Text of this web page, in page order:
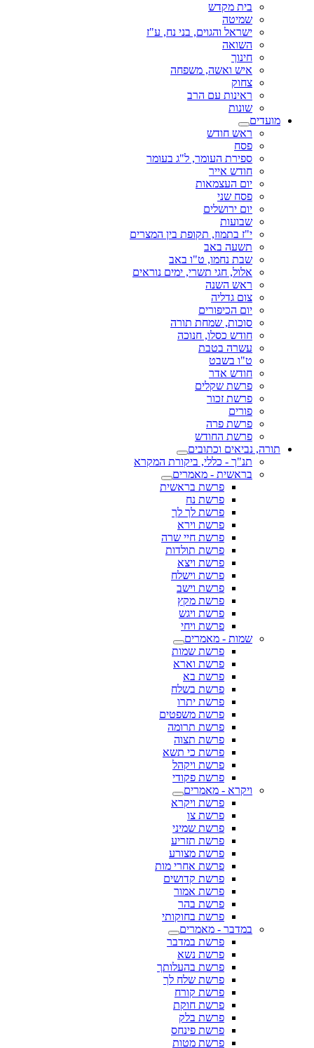
בית מקדש
שמיטה
ישראל והגוים, בני נח, ע"ז
השואה
חינוך
איש ואשה, משפחה
צחוק
ראינות עם הרב
שונות
מועדים
ראש חודש
פסח
ספירת העומר, ל"ג בעומר
חודש אייר
יום העצמאות
פסח שני
יום ירושלים
שבועות
י"ז בתמוז, תקופת בין המצרים
תשעה באב
שבת נחמו, ט"ו באב
אלול, חגי תשרי, ימים נוראים
ראש השנה
צום גדליה
יום הכיפורים
סוכות, שמחת תורה
חודש כסלו, חנוכה
עשרה בטבת
ט"ו בשבט
חודש אדר
פרשת שקלים
פרשת זכור
פורים
פרשת פרה
פרשת החודש
תורה, נביאים וכתובים
תנ"ך - כללי, ביקורת המקרא
בראשית - מאמרים
פרשת בראשית
פרשת נח
פרשת לך לך
פרשת וירא
פרשת חיי שרה
פרשת תולדות
פרשת ויצא
פרשת וישלח
פרשת וישב
פרשת מקץ
פרשת ויגש
פרשת ויחי
שמות - מאמרים
פרשת שמות
פרשת וארא
פרשת בא
פרשת בשלח
פרשת יתרו
פרשת משפטים
פרשת תרומה
פרשת תצוה
פרשת כי תשא
פרשת ויקהל
פרשת פקודי
ויקרא - מאמרים
פרשת ויקרא
פרשת צו
פרשת שמיני
פרשת תזריע
פרשת מצורע
פרשת אחרי מות
פרשת קדושים
פרשת אמור
פרשת בהר
פרשת בחוקותי
במדבר - מאמרים
פרשת במדבר
פרשת נשא
פרשת בהעלותך
פרשת שלח לך
פרשת קורח
פרשת חוקת
פרשת בלק
פרשת פינחס
פרשת מטות